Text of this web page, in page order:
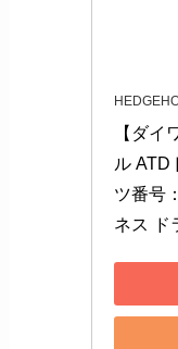
【ダイ
ル ATD
ツ番号
ネス ド